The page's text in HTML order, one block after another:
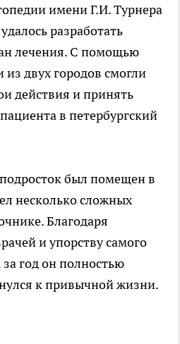
имени Г.И. Турнера
разработать
лечения. С помощью
двух городов смогли
действия и принять
в петербургский
был помещен в
несколько сложных
Благодаря
и упорству самого
год он полностью
к привычной жизни.